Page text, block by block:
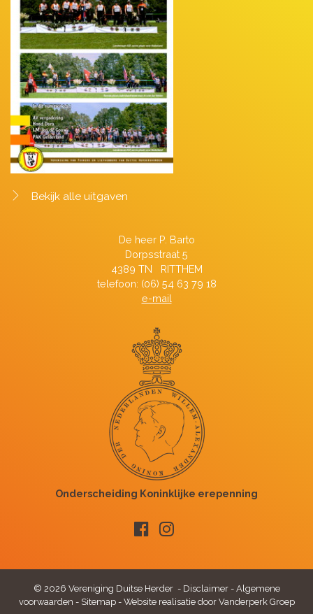
Bekijk alle uitgaven
De heer P. Barto
Dorpsstraat 5
4389 TN RITTHEM
telefoon: (06) 54 63 79 18
e-mail
© 2026 Vereniging Duitse Herder - Disclaimer- Algemene
voorwaarden - Sitemap- Website realisatie door Vanderperk Groep